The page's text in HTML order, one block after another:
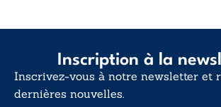
Inscription à la
Inscrivez-vous à notre newsletter et
dernières nouvelles.